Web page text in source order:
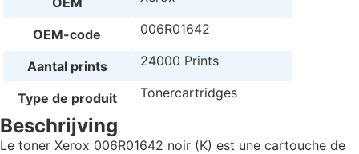
OEM-code 006R01642
Aantal prints 24000 Prints
Type de produit Tonercartridges
Beschrijving
Le toner Xerox 006R01642 noir (K) est une cartouche de